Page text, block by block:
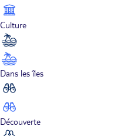
Culture
Dans les îles
Découverte